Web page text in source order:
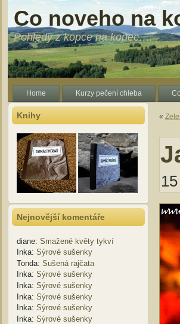
Co noveho na
Pohledy z kopce na kopec….
Home Kurzy pečení chleba
Knihy
Nejnovější komentáře
diane: Smažené květy tykví
Inka: Sýrové sušenky
Tonda: Sušená rajčata
Inka: Sýrové sušenky
Inka: Sýrové sušenky
Inka: Sýrové sušenky
Inka: Sýrové sušenky
Inka: Sýrové sušenky
«